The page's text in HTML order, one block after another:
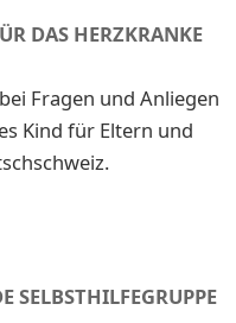
DAS HERZKRANKE
Fragen und Anliegen
Kind für Eltern und
SELBSTHILFEGRUPPE